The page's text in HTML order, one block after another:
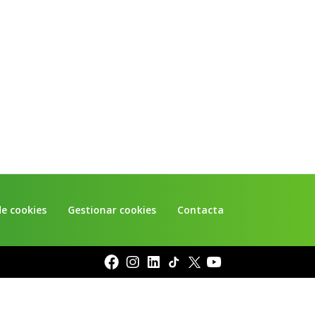
cookies Gestionar cookies Contacta